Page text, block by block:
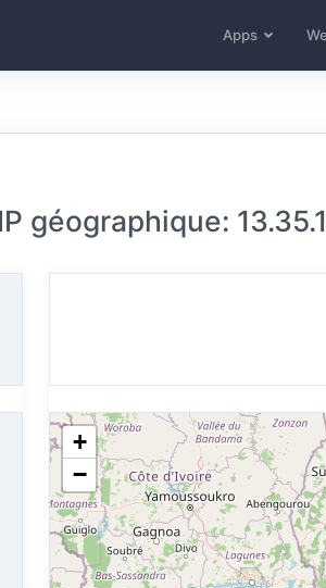
Apps
géographique:
+
−